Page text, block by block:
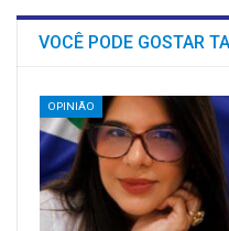
VOCÊ PODE GOSTAR
OPINIÃO